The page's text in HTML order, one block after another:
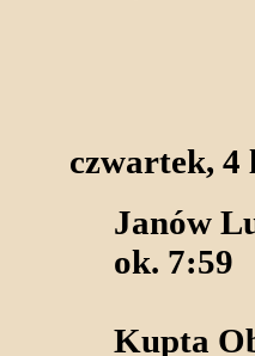
czwartek, 4
Janów
ok. 7:59
Kupta